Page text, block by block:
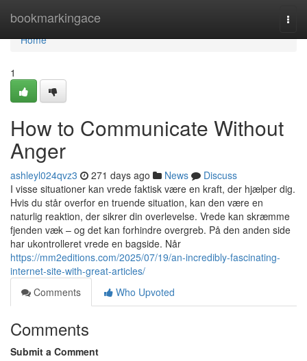
bookmarkingace
Home
Home
1
How to Communicate Without
Anger
ashleyl024qvz3 271 days ago News
Discuss
I visse situationer kan vrede faktisk være en kraft, der hjælper dig.
Hvis du står overfor en truende situation, kan den være en
naturlig reaktion, der sikrer din overlevelse. Vrede kan skræmme
fjenden væk – og det kan forhindre overgreb. På den anden side
har ukontrolleret vrede en bagside. Når
https://mm2editions.com/2025/07/19/an-incredibly-fascinating-
internet-site-with-great-articles/
Comments
Who Upvoted
Comments
Submit a Comment